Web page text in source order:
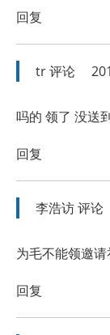
回复
tr评论
吗的 领了 没送
回复
李浩访评论
为毛不能领邀请
回复